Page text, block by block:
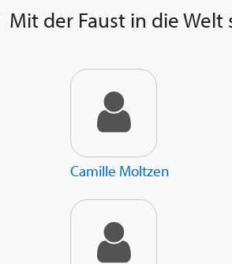
Mit der Faust in die Welt
Camille Moltzen